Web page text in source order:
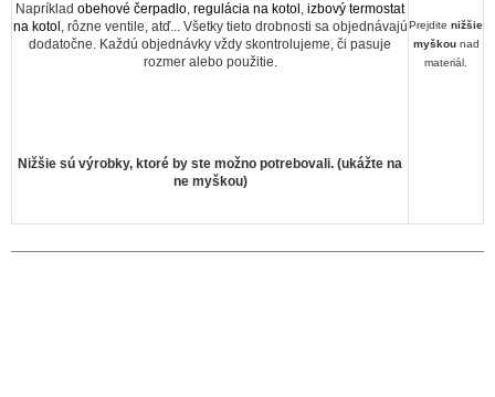
Napríklad obehové čerpadlo, regulácia na kotol , izbový termostat
na kotol , rôzne ventile, atď... Všetky tieto drobnosti sa objednávajú
dodatočne. Každú objednávky vždy skontrolujeme, či pasuje
rozmer alebo použitie.
Nižšie sú výrobky, ktoré by ste možno potrebovali. (ukážte na
ne myškou)
Prejdite nižšie
myškounad
materiál.